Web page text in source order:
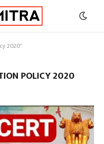
2020"
POLICY 2020